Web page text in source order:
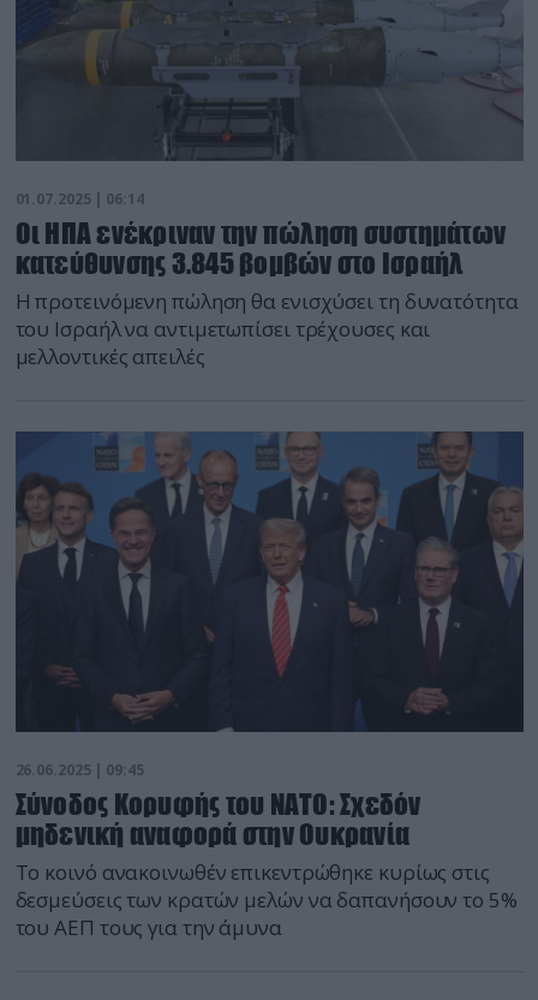
01.07.2025 | 06:14
Οι ΗΠΑ ενέκριναν την πώληση συστημάτων
κατεύθυνσης 3.845 βομβών στο Ισραήλ
Η προτεινόμενη πώληση θα ενισχύσει τη δυνατότητα
του Ισραήλ να αντιμετωπίσει τρέχουσες και
μελλοντικές απειλές
26.06.2025 | 09:45
Σύνοδος Κορυφής του ΝΑΤΟ: Σχεδόν
μηδενική αναφορά στην Ουκρανία
Το κοινό ανακοινωθέν επικεντρώθηκε κυρίως στις
δεσμεύσεις των κρατών μελών να δαπανήσουν το 5%
του ΑΕΠ τους για την άμυνα